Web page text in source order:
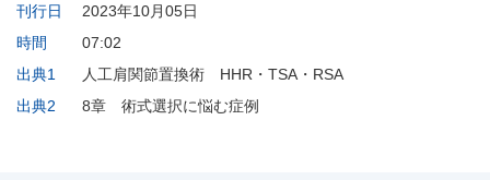
刊行日
2023年10月05日
時間
07:02
出典1
人工肩関節置換術 HHR・TSA・RSA
出典2
8章 術式選択に悩む症例